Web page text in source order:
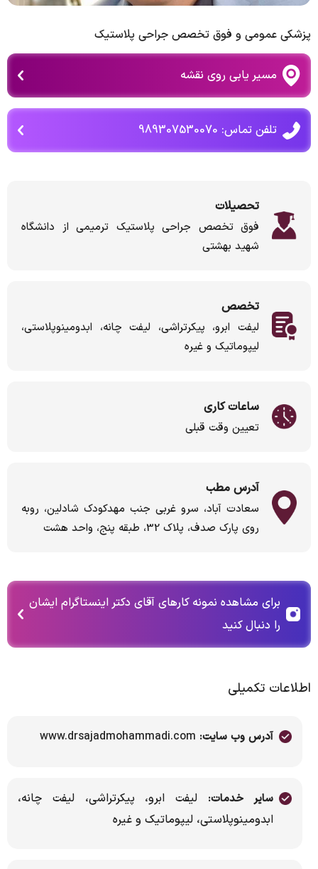
پزشکی عمومی و فوق تخصص جراحی پلاستیک
مسیر یابی روی نقشه
تلفن تماس: 989307530070
تحصیلات
فوق تخصص جراحی پلاستیک ترمیمی از دانشگاه
شهید بهشتی
تخصص
لیفت ابرو، پیکرتراشی، لیفت چانه، ابدومینوپلاستی،
لیپوماتیک و غیره
ساعات کاری
تعیین وقت قبلی
آدرس مطب
سعادت آباد، سرو غربی جنب مهدکودک شادلین، روبه
روی پارک صدف، پلاک 32، طبقه پنج، واحد هشت
برای مشاهده نمونه کارهای آقای دکتر اینستاگرام ایشان
را دنبال کنید
اطلاعات تکمیلی
آدرس وب سایت:
سایر خدمات: لیفت ابرو، پیکرتراشی، لیفت چانه،
ابدومینوپلاستی، لیپوماتیک و غیره